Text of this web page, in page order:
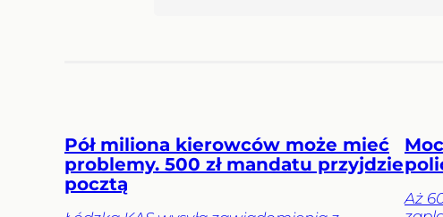
Pół miliona kierowców może mieć
problemy. 500 zł mandatu przyjdzie
pocztą
Aż